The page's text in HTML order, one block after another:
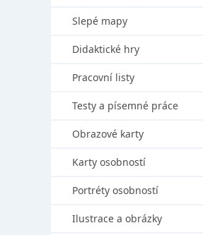
Slepé mapy
Didaktické hry
Pracovní listy
Testy a písemné práce
Obrazové karty
Karty osobností
Portréty osobností
Ilustrace a obrázky